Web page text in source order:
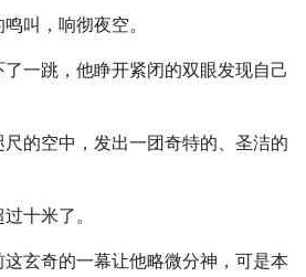
叫，响彻夜空。
一跳，他睁开紧闭的双眼发现自己
的空中，发出一团奇特的、圣洁的
十米了。
这玄奇的一幕让他略微分神，可是本